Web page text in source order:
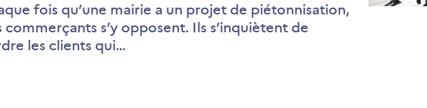
fois qu’une mairie a un projet de piétonnisation,
commerçants s’y opposent. Ils s’inquiètent de
les clients qui…